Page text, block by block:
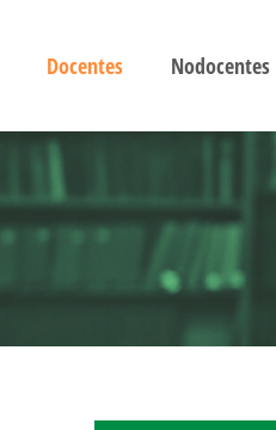
Docentes Nodocentes